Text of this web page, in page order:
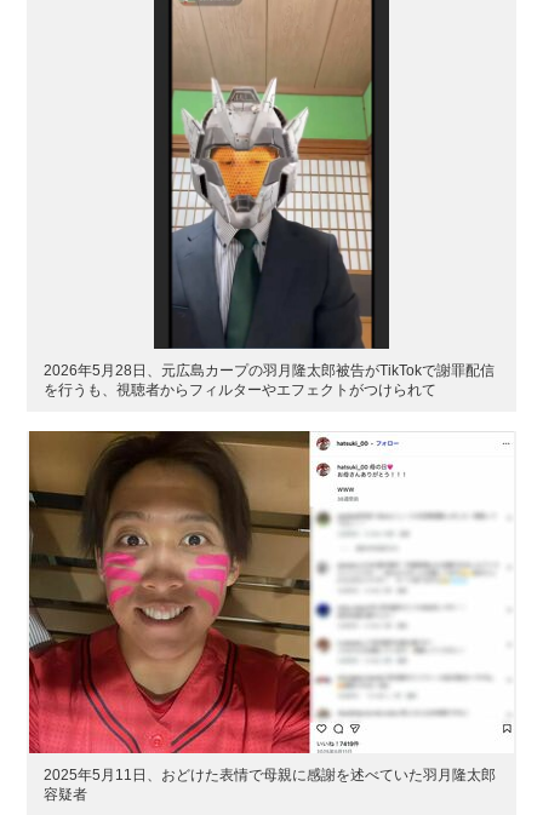
2026年5月28日、元広島カープの羽月隆太郎被告がTikTokで謝罪配信
を行うも、視聴者からフィルターやエフェクトがつけられて
2025年5月11日、おどけた表情で母親に感謝を述べていた羽月隆太郎
容疑者